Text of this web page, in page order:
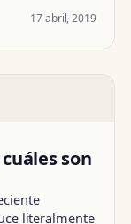
17 abril, 2019
son
literalmente